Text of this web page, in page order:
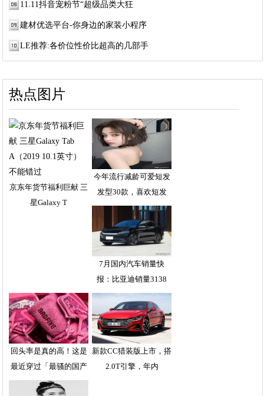
11.11抖音宠粉节“超级品类大狂
建材优选平台-你身边的家装小程序
LE推荐:各价位性价比超高的几部手
热点图片
京东年货节福利巨献 三
星Galaxy T
今年流行减龄可爱短发
发型30款，喜欢短发
7月国内汽车销量快
报：比亚迪销量3138
回头率是真的高！这是
最近穿过「最骚的国产
新款CC猎装版上市，搭
2.0T引擎，年内